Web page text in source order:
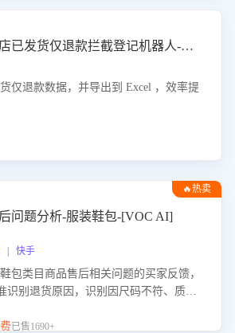
抖音小店已发货仅退款拦截登记机器人-八爪鱼
仅退款数据，并导出到 Excel ，效率提
🔥热卖
问题分析-服装鞋包-[VOC AI]
| 快手
包类目商品售后相关问题的买家反馈，
识别退货原因，识别因尺码不符、质量
品或服务，实现销售额的显著提升。
已售1690+